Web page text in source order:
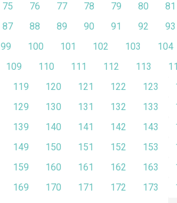
75 76 77 78 79 80
81
87 88 89 90 91 92
93
99 100 101 102 103
104
109 110 111 112 113
119 120 121 122 123
129 130 131 132 133
139 140 141 142 143
149 150 151 152 153
159 160 161 162 163
169 170 171 172 173